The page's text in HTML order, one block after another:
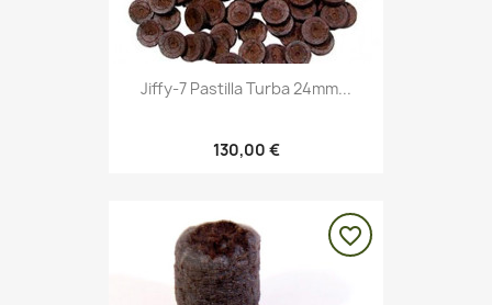
Jiffy-7 Pastilla Turba 24mm...
130,00 €
favorite_border